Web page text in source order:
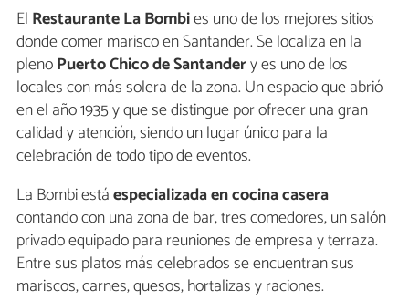
El Restaurante La Bombies uno de los mejores sitios
donde comer marisco en Santander. Se localiza en la
plenoPuerto Chico de Santandery es uno de los
locales con más solera de la zona. Un espacio que abrió
en el año 1935 y que se distingue por ofrecer una gran
calidad y atención, siendo un lugar único para la
celebración de todo tipo de eventos.
La Bombi estáespecializada en cocina casera
contando con una zona de bar, tres comedores, un salón
privado equipado para reuniones de empresa y terraza.
Entre sus platos más celebrados se encuentran sus
mariscos, carnes, quesos, hortalizas y raciones.